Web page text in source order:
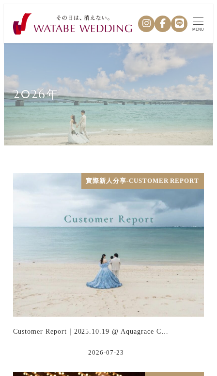
MENU
2026年
實際新人分享-CUSTOMER REPORT
Customer Report｜2025.10.19 @ Aquagrace C…
2026-07-23